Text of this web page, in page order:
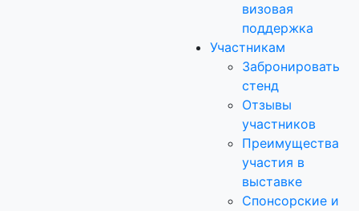
визовая
поддержка
Участникам
Забронировать
стенд
Отзывы
участников
Преимущества
участия в
выставке
Спонсорские и